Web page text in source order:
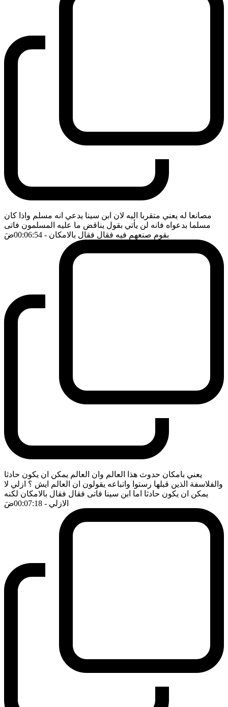
مصانعا له يعني متقربا اليه لان ابن سينا يدعي انه مسلم واذا كان
مسلما بدعواه فانه لن يأتي بقول يناقض ما عليه المسلمون فاتى
بقوم صنعهم فيه فقال فقال بالامكان - 00:06:54 ضَ
يعني بامكان حدوث هذا العالم وان العالم يمكن ان يكون حادثا
والفلاسفة الذين قبلها رستوا واتباعه يقولون ان العالم ايش ؟ ازلي لا
يمكن ان يكون حادثا اما ابن سينا فاتى فقال فقال بالامكان لكنه
الازلي - 00:07:18 ضَ